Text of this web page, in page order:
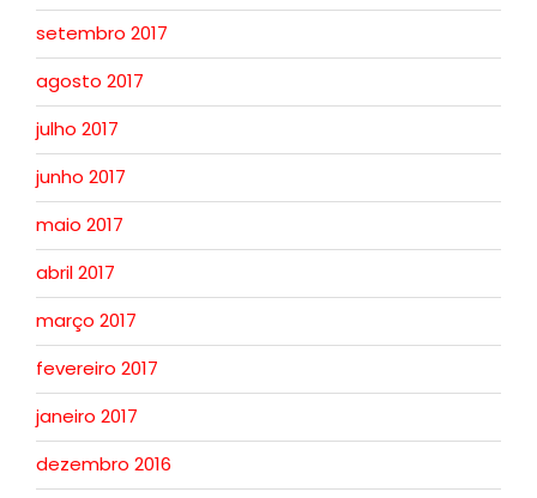
setembro 2017
agosto 2017
julho 2017
junho 2017
maio 2017
abril 2017
março 2017
fevereiro 2017
janeiro 2017
dezembro 2016